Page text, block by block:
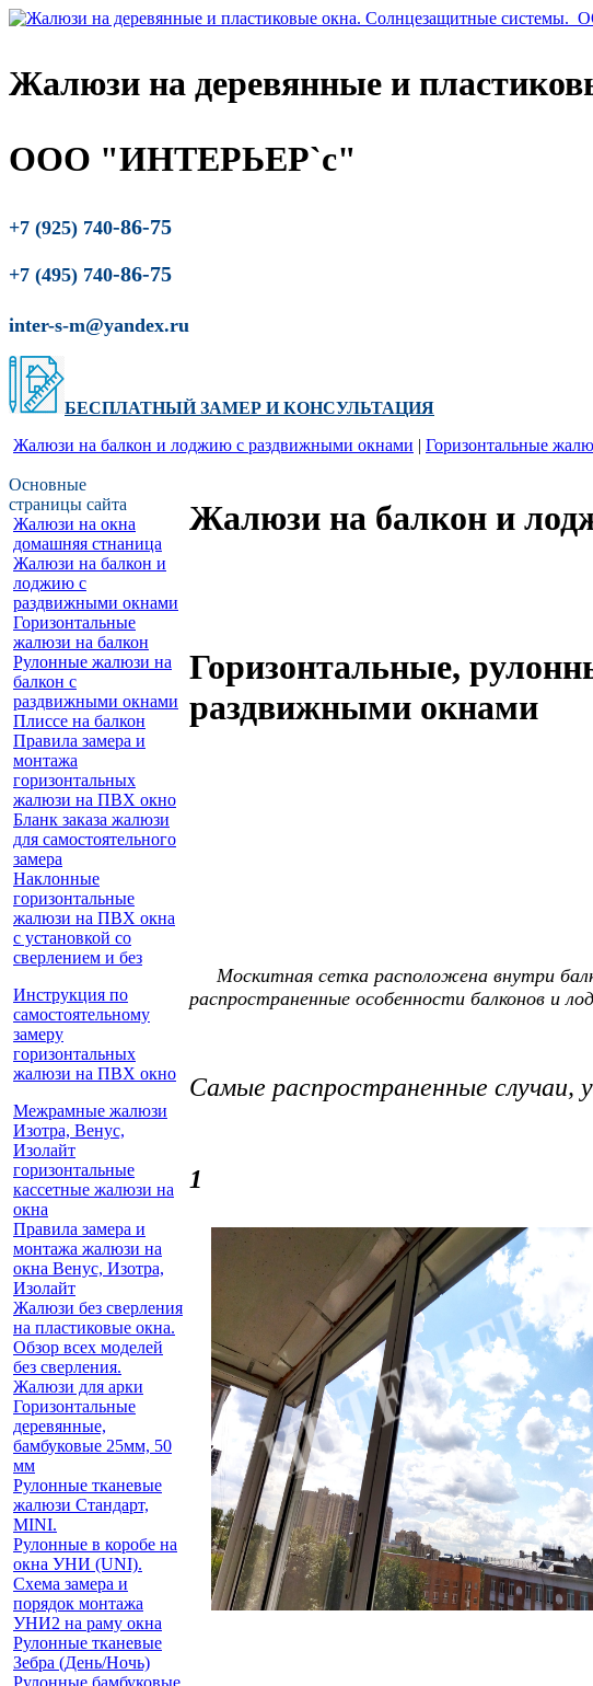
Жалюзи на деревянные и
ООО "ИНТЕРЬЕР`с"
+7 (925) 740-86-75
+7 (495) 740-86-75
inter-s-m@yandex.ru
БЕСПЛАТНЫЙ ЗАМЕР ИКОНСУЛЬТАЦИЯ
Жалюзи на балкон и лоджию c раздвижными окнами | Горизонтальные
Основные
страницы сайта
Жалюзи на окна
домашняя стнаница
Жалюзи на балкон и
лоджию c
раздвижными окнами
Горизонтальные
жалюзи на балкон
Рулонные жалюзи на
балкон с
раздвижными окнами
Плиссе на балкон
Правила замера и
монтажа
горизонтальных
жалюзи на ПВХ окно
Бланк заказа жалюзи
для самостоятельного
замера
Наклонные
горизонтальные
жалюзи на ПВХ окна
с установкой со
сверлением и без
Инструкция по
самостоятельному
замеру
горизонтальных
жалюзи на ПВХ окно
Межрамные жалюзи
Изотра, Венус,
Изолайт
горизонтальные
кассетные жалюзи на
окна
Правила замера и
монтажа жалюзи на
окна Венус, Изотра,
Изолайт
Жалюзи без сверления
на пластиковые окна.
Обзор всех моделей
без сверления.
Жалюзи для арки
Горизонтальные
деревянные,
бамбуковые 25мм, 50
мм
Рулонные тканевые
жалюзи Стандарт,
MINI.
Рулонные в коробе на
окна УНИ (UNI).
Схема замера и
порядок монтажа
УНИ2 на раму окна
Рулонные тканевые
Зебра (День/Ночь)
Рулонные бамбуковые
Жалюзи на балкон и
Горизонтальные, р
раздвижными окнами
Москитная сетка расположена внутри
распространенные особенности балконов и
Самые распространенные
1